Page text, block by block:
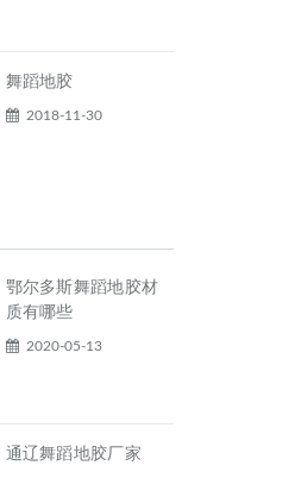
舞蹈地胶
2018-11-30
鄂尔多斯舞蹈地胶材
质有哪些
2020-05-13
通辽舞蹈地胶厂家